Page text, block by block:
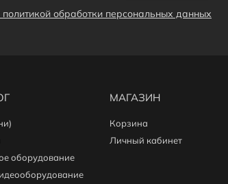
политикой обработки персональных данных
оборудование
МАГАЗИН
Корзина
Личный кабинет